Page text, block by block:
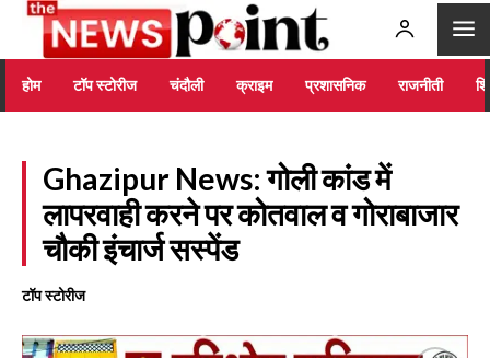
होम टॉप स्टोरीज चंदौली क्राइम प्रशासनिक राजनीती
Ghazipur News: गोली कांड में
लापरवाही करने पर कोतवाल व गोराबाजार
चौकी इंचार्ज सस्पेंड
टॉप स्टोरीज